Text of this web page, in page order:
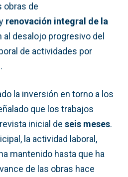
obras de
renovación integral de la
al desalojo progresivo del
de actividades por
la inversión en torno a los
que los trabajos
inicial de seis meses.
la actividad laboral,
mantenido hasta que ha
de las obras hace